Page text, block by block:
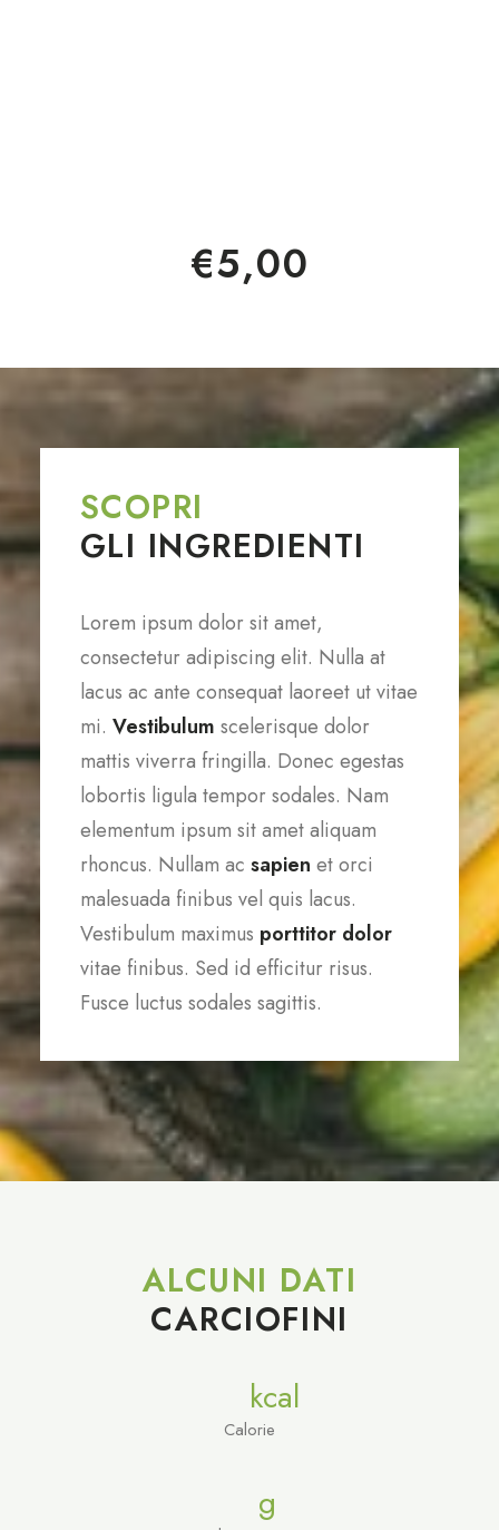
€5,00
SCOPRI
GLI INGREDIENTI
Lorem ipsum dolor sit amet,
consectetur adipiscing elit. Nulla at
lacus ac ante consequat laoreet ut vitae
mi. Vestibulum scelerisque dolor
mattis viverra fringilla. Donec egestas
lobortis ligula tempor sodales. Nam
elementum ipsum sit amet aliquam
rhoncus. Nullam ac sapien et orci
malesuada finibus vel quis lacus.
Vestibulum maximus porttitor dolor
vitae finibus. Sed id efficitur risus.
Fusce luctus sodales sagittis.
ALCUNI DATI
CARCIOFINI
kcal
Calorie
g